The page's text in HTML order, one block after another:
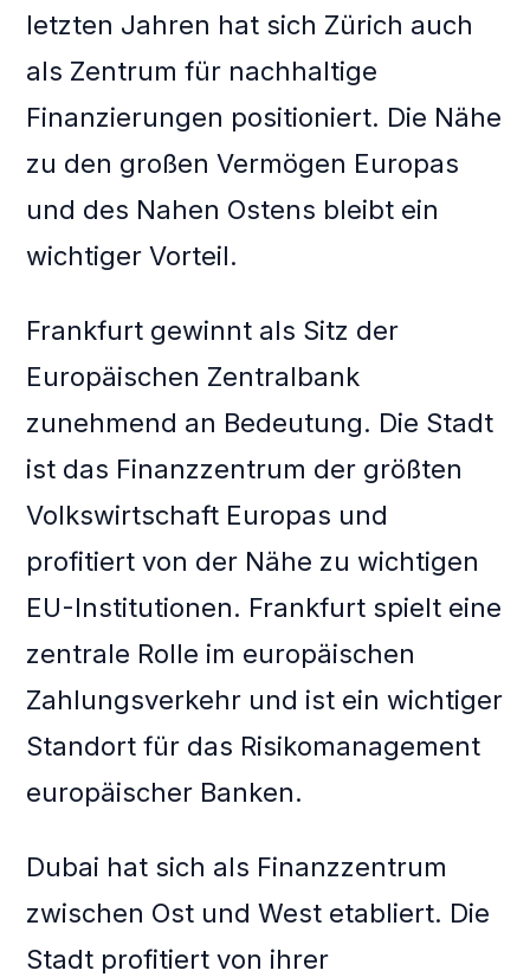
letzten Jahren hat sich Zürich auch
als Zentrum für nachhaltige
Finanzierungen positioniert. Die Nähe
zu den großen Vermögen Europas
und des Nahen Ostens bleibt ein
wichtiger Vorteil.
Frankfurt gewinnt als Sitz der
Europäischen Zentralbank
zunehmend an Bedeutung. Die Stadt
ist das Finanzzentrum der größten
Volkswirtschaft Europas und
profitiert von der Nähe zu wichtigen
EU-Institutionen. Frankfurt spielt eine
zentrale Rolle im europäischen
Zahlungsverkehr und ist ein wichtiger
Standort für das Risikomanagement
europäischer Banken.
Dubai hat sich als Finanzzentrum
zwischen Ost und West etabliert. Die
Stadt profitiert von ihrer